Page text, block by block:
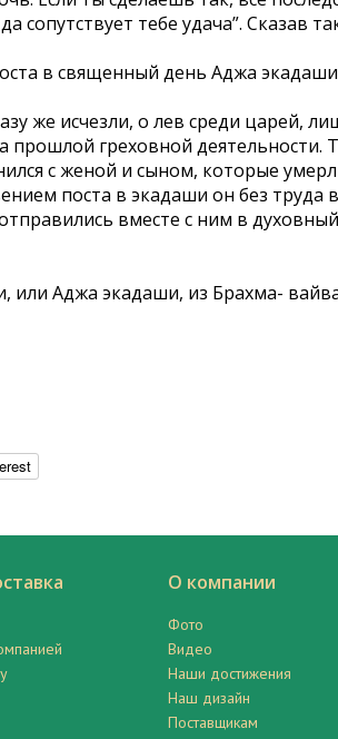
тебе удача”. Сказав
в священный день Аджа
же исчезли, о лев среди царей,
прошлой греховной
с женой и сыном, которые
поста в экадаши он без труда
вместе с ним в
или Аджа экадаши, из Брахма-
О компании
Фото
Видео
Наши достижения
Наш дизайн
Поставщикам